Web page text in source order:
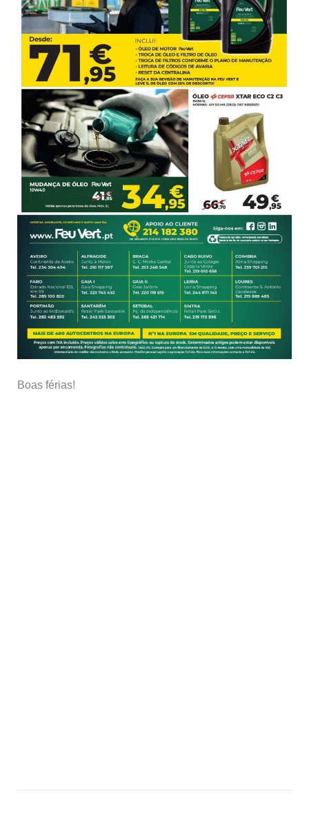
Boas férias!